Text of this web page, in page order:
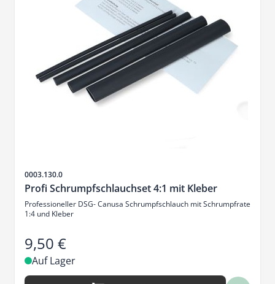
Artikelnr.
0003.130.0
Profi Schrumpfschlauchset 4:1 mit Kleber
Professioneller DSG- Canusa Schrumpfschlauch mit Schrumpfrate
1:4 und Kleber
9,50 €
Auf Lager